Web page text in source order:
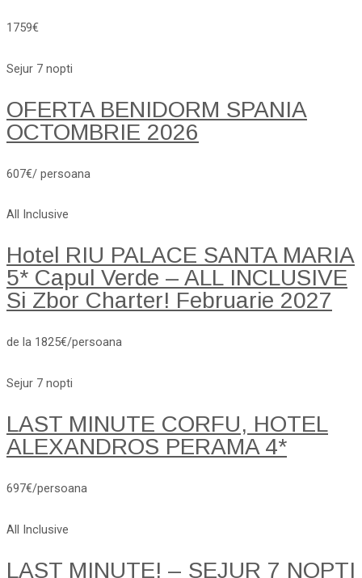
1759€
Sejur 7 nopti
OFERTA BENIDORM SPANIA
OCTOMBRIE 2026
607€/ persoana
All Inclusive
Hotel RIU PALACE SANTA MARIA
5* Capul Verde – ALL INCLUSIVE
Si Zbor Charter! Februarie 2027
de la 1825€/persoana
Sejur 7 nopti
LAST MINUTE CORFU, HOTEL
ALEXANDROS PERAMA 4*
697€/persoana
All Inclusive
LAST MINUTE! – SEJUR 7 NOPTI